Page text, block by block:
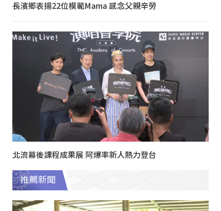
長濱鄉表揚22位模範Mama 感念父親辛勞
北流幕後課程成果展 阿爆率新人熱力登台
推薦新聞